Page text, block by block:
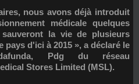
nous avons déjà introduit
médicale quelques
la vie de plusieurs
d'ici à 2015 », a déclaré le
Pdg du réseau
Stores Limited (MSL).